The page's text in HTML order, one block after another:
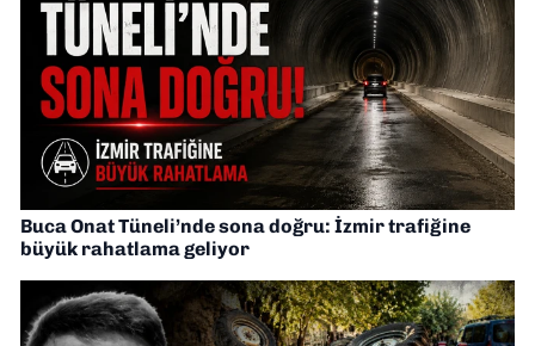
Buca Onat Tüneli’nde sona doğru: İzmir trafiğine
büyük rahatlama geliyor